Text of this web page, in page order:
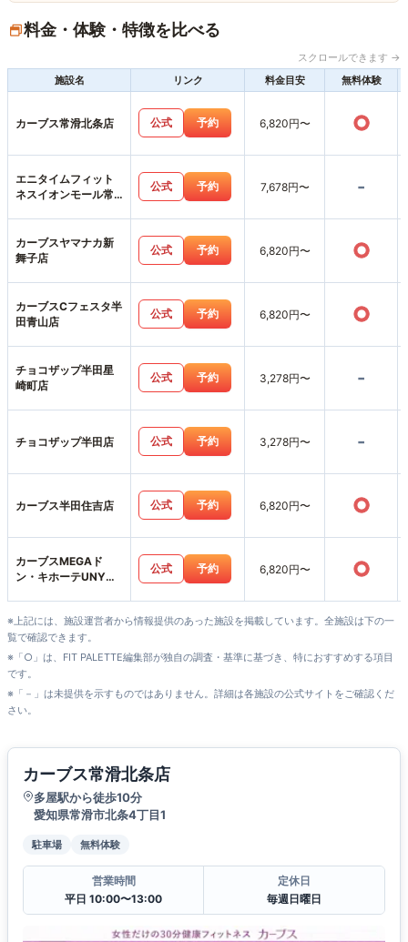
料金・体験・特徴を比べる
スクロールできます →
施設名
リンク 料金目安 無料体験
カーブス常滑北条店 公式 予約 6,820円〜 ○
エニタイムフィット
ネスイオンモール常
公式 予約 7,678円〜 -
カーブスヤマナカ新
舞子店
公式 予約 6,820円〜 ○
カーブスCフェスタ半
田青山店
公式 予約 6,820円〜 ○
チョコザップ半田星
崎町店
公式 予約 3,278円〜 -
チョコザップ半田店 公式 予約 3,278円〜 -
カーブス半田住吉店 公式 予約 6,820円〜 ○
カーブスMEGAド
ン・キホーテUNY武
公式 予約 6,820円〜 ○
※上記には、施設運営者から情報提供のあった施設を掲載しています。全施設は下の一
覧で確認できます。
※「○」は、FIT PALETTE編集部が独自の調査・基準に基づき、特におすすめする項目
です。
※「－」は未提供を示すものではありません。詳細は各施設の公式サイトをご確認くだ
さい。
カーブス常滑北条店
多屋駅から徒歩10分
愛知県常滑市北条4丁目1
駐車場 無料体験
営業時間
平日 10:00〜13:00
定休日
毎週日曜日